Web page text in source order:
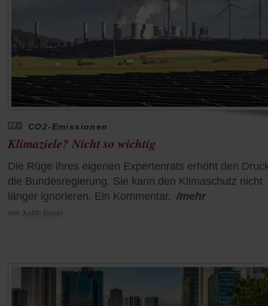
CO2-Emissionen
Klimaziele? Nicht so wichtig
Die Rüge ihres eigenen Expertenrats erhöht den
die Bundesregierung. Sie kann den Klimaschutz nicht
länger ignorieren. Ein Kommentar. /mehr
von Judith Bauer